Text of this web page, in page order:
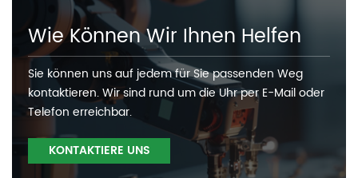
Wie Können Wir Ihnen Helfen
Sie können uns auf jedem für Sie passenden Weg
kontaktieren. Wir sind rund um die Uhr per E-Mail oder
Telefon erreichbar.
KONTAKTIERE UNS